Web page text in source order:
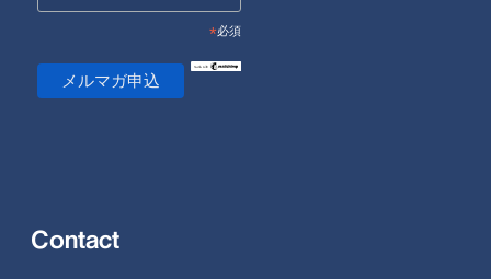
*必須
Contact